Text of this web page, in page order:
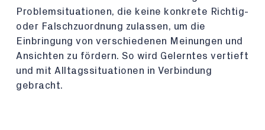
Problemsituationen, die keine konkrete Richtig-
oder Falschzuordnung zulassen, um die
Einbringung von verschiedenen Meinungen und
Ansichten zu fördern. So wird Gelerntes vertieft
und mit Alltagssituationen in Verbindung
gebracht.